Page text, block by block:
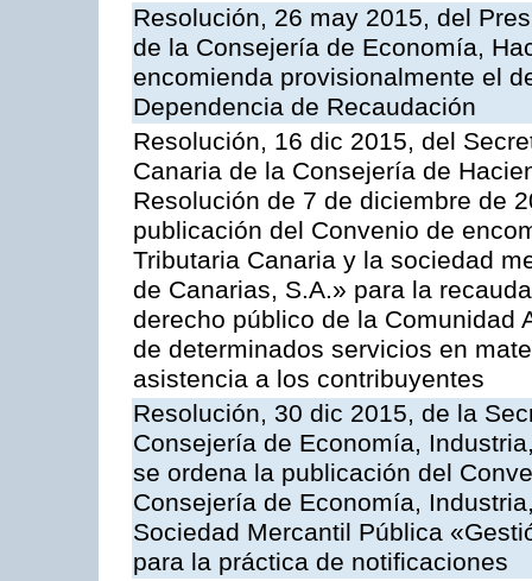
Resolución, 26 may 2015, del
de la Consejería de Economía,
encomienda provisionalmente el
Dependencia de Recaudación
Resolución, 16 dic 2015, del
Canaria de la Consejería de
Resolución de 7 de diciembre de
publicación del Convenio de
Tributaria Canaria y la sociedad
de Canarias, S.A.» para la
derecho público de la Comunidad
de determinados servicios en
asistencia a los contribuyentes
Resolución, 30 dic 2015, de la
Consejería de Economía,
se ordena la publicación del
Consejería de Economía,
Sociedad Mercantil Pública
para la práctica de notificaciones